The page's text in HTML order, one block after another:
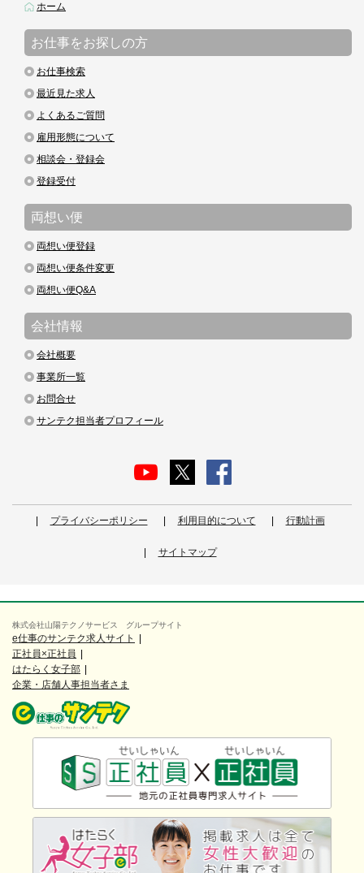
ホーム
お仕事をお探しの方
お仕事検索
最近見た求人
よくあるご質問
雇用形態について
相談会・登録会
登録受付
両想い便
両想い便登録
両想い便条件変更
両想い便Q&A
会社情報
会社概要
事業所一覧
お問合せ
サンテク担当者プロフィール
プライバシーポリシー 利用目的について 行動計画
サイトマップ
株式会社山陽テクノサービス グループサイト
e仕事のサンテク求人サイト
正社員×正社員
はたらく女子部
企業・店舗人事担当者さま